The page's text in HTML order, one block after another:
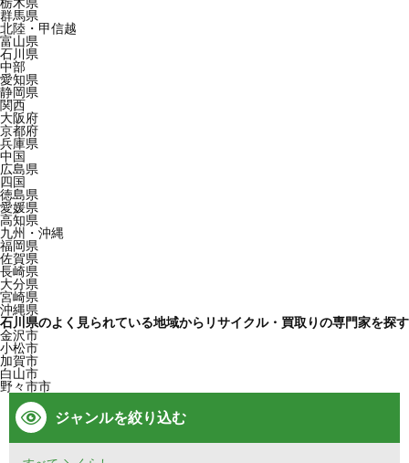
群馬県
北陸・甲信越
富山県
石川県
中部
愛知県
静岡県
関西
大阪府
京都府
兵庫県
中国
広島県
四国
徳島県
愛媛県
高知県
九州・沖縄
福岡県
佐賀県
長崎県
大分県
宮崎県
沖縄県
石川県のよく見られている地域からリサイクル・買取りの専門家を探す
金沢市
小松市
加賀市
白山市
野々市市
ジャンルを絞り込む